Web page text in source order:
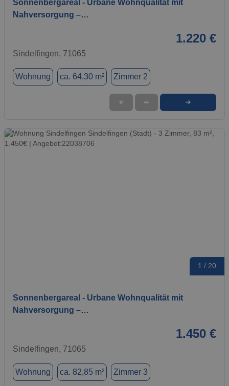
Sonnenbergareal - Urbane Wohnqualität mit
Nahversorgung –…
1.220 €
Sindelfingen, 71065
Wohnung ca. 64,30 m² Zimmer 2
★ ➦ ➜
1 / 20
Sonnenbergareal - Urbane Wohnqualität mit
Nahversorgung –…
1.450 €
Sindelfingen, 71065
Wohnung ca. 82,85 m² Zimmer 3